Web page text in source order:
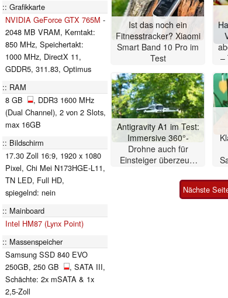
Grafikkarte
NVIDIA GeForce GTX 765M -
2048 MB VRAM, Kerntakt:
850 MHz, Speichertakt:
1000 MHz, DirectX 11,
GDDR5, 311.83, Optimus
RAM
8 GB
, DDR3 1600 MHz
(Dual Channel), 2 von 2 Slots,
max 16GB
Bildschirm
17.30 Zoll 16:9, 1920 x 1080
Pixel, Chi Mei N173HGE-L11,
TN LED, Full HD,
spiegelnd: nein
Mainboard
Intel HM87 (Lynx Point)
Massenspeicher
Samsung SSD 840 EVO
250GB, 250 GB
, SATA III,
Schächte: 2x mSATA & 1x
2,5-Zoll
Ist das noch ein
Fitnesstracker? Xiaomi
Smart Band 10 Pro im
Test
–
Antigravity A1 im Test:
Immersive 360°-
Drohne auch für
Einsteiger überzeugt
Nächste